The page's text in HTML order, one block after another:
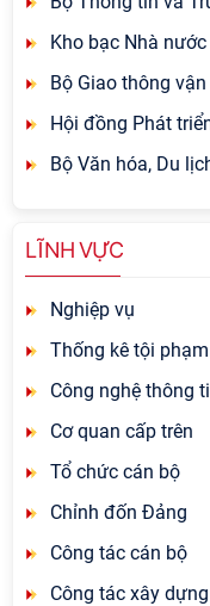
Kho bạc Nhà nước
Bộ Giao thông
Hội đồng Phát
Bộ Văn hóa, Du
LĨNH VỰC
Nghiệp vụ
Thống kê tội phạm
Công nghệ thông
Cơ quan cấp trên
Tổ chức cán bộ
Chỉnh đốn Đảng
Công tác cán bộ
Công tác xây dựng